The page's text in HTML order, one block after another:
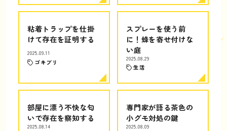
粘着トラップを仕掛
けて存在を証明する
2025.09.11
ゴキブリ
スプレーを使う前
に！蜂を寄せ付けな
い庭
2025.08.29
生活
部屋に漂う不快な匂
いで存在を察知する
2025.08.14
専門家が語る茶色の
小グモ対処の鍵
2025.08.09